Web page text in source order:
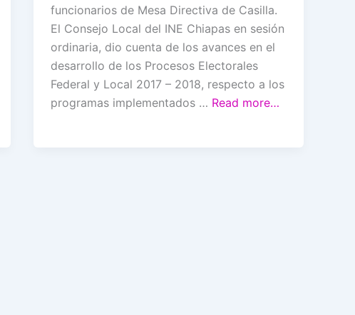
funcionarios de Mesa Directiva de Casilla.
El Consejo Local del INE Chiapas en sesión
ordinaria, dio cuenta de los avances en el
desarrollo de los Procesos Electorales
Federal y Local 2017 – 2018, respecto a los
programas implementados … Read more…